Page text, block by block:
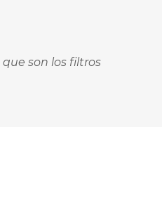
que son los filtros